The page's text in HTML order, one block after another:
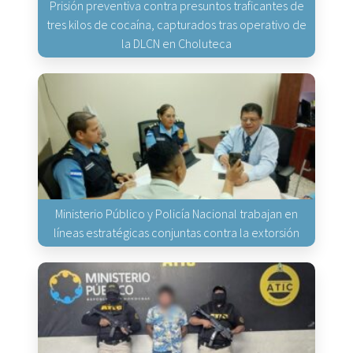
Prisión preventiva contra presuntos traficantes de
tres kilos de cocaína, capturados tras operativo de
la DLCN en Choluteca
Ministerio Público y Policía Nacional trabajan en
líneas estratégicas conjuntas contra la extorsión